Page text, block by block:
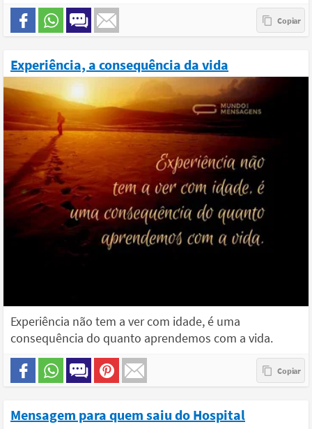
Experiência, a consequência da vida
Experiência não tem a ver com idade, é uma
consequência do quanto aprendemos com a vida.
Mensagem para quem saiu do Hospital